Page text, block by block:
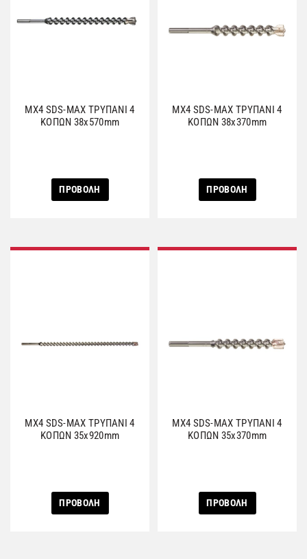
MX4 SDS-MAX ΤΡΥΠΑΝΙ 4
ΚΟΠΩΝ 38x570mm
ΠΡΟΒΟΛΗ
MX4 SDS-MAX ΤΡΥΠΑΝΙ 4
ΚΟΠΩΝ 38x370mm
ΠΡΟΒΟΛΗ
MX4 SDS-MAX ΤΡΥΠΑΝΙ 4
ΚΟΠΩΝ 35x920mm
ΠΡΟΒΟΛΗ
MX4 SDS-MAX ΤΡΥΠΑΝΙ 4
ΚΟΠΩΝ 35x370mm
ΠΡΟΒΟΛΗ